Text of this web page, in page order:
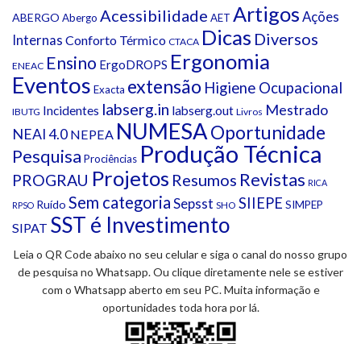
ABERGO Abergo Acessibilidade AET ArtigosAções
Internas Conforto Térmico CTACA Dicas Diversos
ENEAC Ensino ErgoDROPS Ergonomia
Eventos Exacta extensão Higiene Ocupacional
IBUTG Incidentes labserg.in labserg.out Livros Mestrado
NEAI 4.0 NEPEA NUMESAOportunidade
Pesquisa Prociências Produção Técnica
PROGRAU Projetos Resumos Revistas RICA
RPSO Ruído Sem categoriaSepsst SHO SIIEPE SIMPEP
SIPAT SST é Investimento
Leia o QR Code abaixo no seu celular e siga o canal do nosso grupo
de pesquisa no Whatsapp. Ou clique diretamente nele se estiver
com o Whatsapp aberto em seu PC. Muita informação e
oportunidades toda hora por lá.